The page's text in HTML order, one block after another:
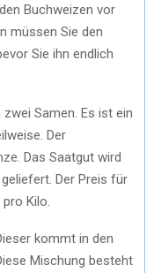
Buchweizen vor
müssen Sie den
Sie ihn endlich
Samen. Es ist ein
Der
Das Saatgut wird
Der Preis für
Kilo.
kommt in den
Mischung besteht